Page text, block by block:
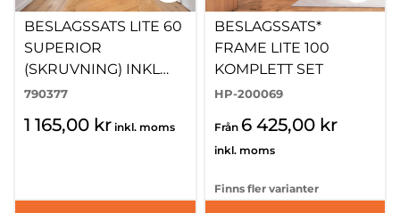
BESLAGSSATS LITE 60
SUPERIOR
(SKRUVNING) INKL
SKENA SILVER
790377
1 165,00 kr inkl. moms
BESLAGSSATS*
FRAME LITE 100
KOMPLETT SET
HP-200069
Från 6 425,00 kr
inkl. moms
Finns fler varianter